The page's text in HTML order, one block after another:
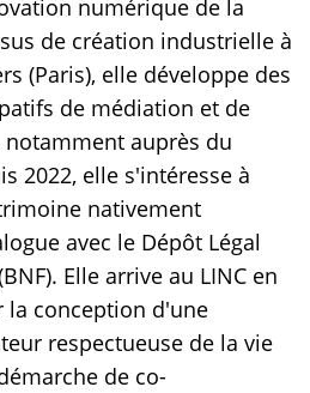
numérique de la
de création industrielle à
(Paris), elle développe des
de médiation et de
auprès du
2022, elle s'intéresse à
nativement
avec le Dépôt Légal
Elle arrive au LINC en
la conception d'une
respectueuse de la vie
de co-